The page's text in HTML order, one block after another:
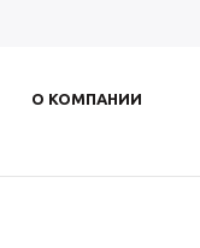
О КОМПАНИИ